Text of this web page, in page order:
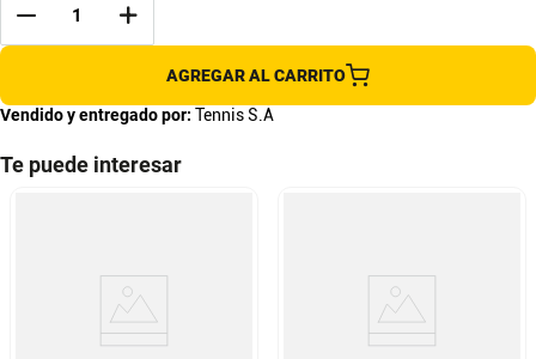
AGREGAR AL CARRITO
Vendido y entregado por: Tennis S.A
Te puede interesar